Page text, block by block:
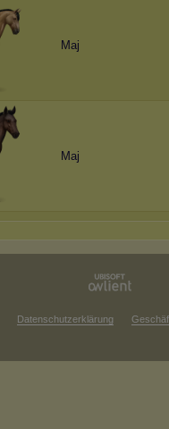
Maj
Maj
Datenschutzerklärung